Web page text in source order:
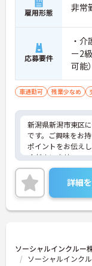
雇用形態 非常
応募要件
・
ー2
可能
車通勤可 残業少なめ
新潟県新潟市東区
です。ご興味をお
ポイントをお伝え
くださいませ。
詳細
ソーシャルインクルー
ソーシャルインク